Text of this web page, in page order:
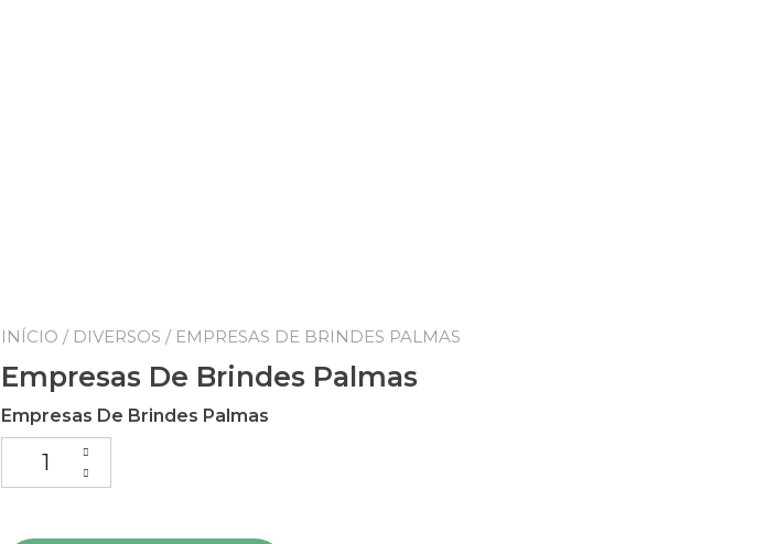
INÍCIO / DIVERSOS / EMPRESAS DE BRINDES PALMAS
Empresas De Brindes Palmas
Empresas De Brindes Palmas
Empresas De Brindes Palmas quantidade